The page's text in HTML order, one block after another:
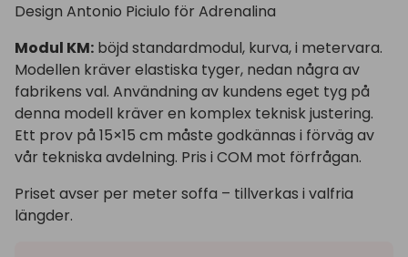
Design Antonio Piciulo för Adrenalina
Modul KM: böjd standardmodul, kurva, i metervara.
Modellen kräver elastiska tyger, nedan några av
fabrikens val. Användning av kundens eget tyg på
denna modell kräver en komplex teknisk justering.
Ett prov på 15×15 cm måste godkännas i förväg av
vår tekniska avdelning. Pris i COM mot förfrågan.
Priset avser per meter soffa – tillverkas i valfria
längder.